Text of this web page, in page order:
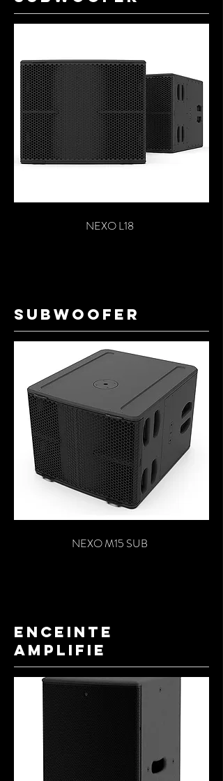
NEXO L18
SUBWOOFER
NEXO M15 SUB
ENCEINTE
AMPLIFIE